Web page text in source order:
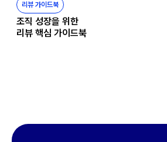
리뷰 가이드북
조직 성장을 위한
리뷰 핵심 가이드북